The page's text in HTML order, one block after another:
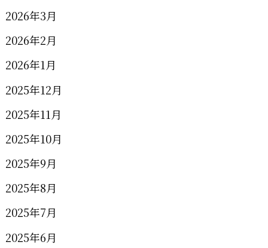
2026年3月
2026年2月
2026年1月
2025年12月
2025年11月
2025年10月
2025年9月
2025年8月
2025年7月
2025年6月